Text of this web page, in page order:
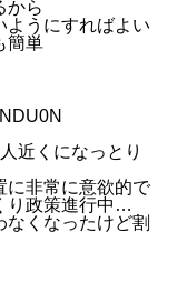
から
ようにすればよい
簡単
近くになっとり
に非常に意欲的で
り政策進行中…
なくなったけど割